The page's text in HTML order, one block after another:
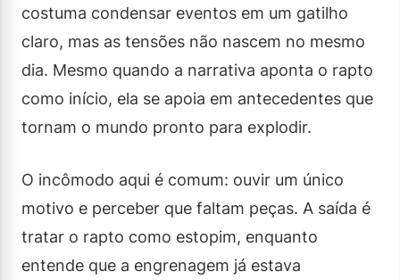
costuma condensar eventos em um gatilho
claro, mas as tensões não nascem no mesmo
dia. Mesmo quando a narrativa aponta o rapto
como início, ela se apoia em antecedentes que
tornam o mundo pronto para explodir.
O incômodo aqui é comum: ouvir um único
motivo e perceber que faltam peças. A saída é
tratar o rapto como estopim, enquanto
entende que a engrenagem já estava